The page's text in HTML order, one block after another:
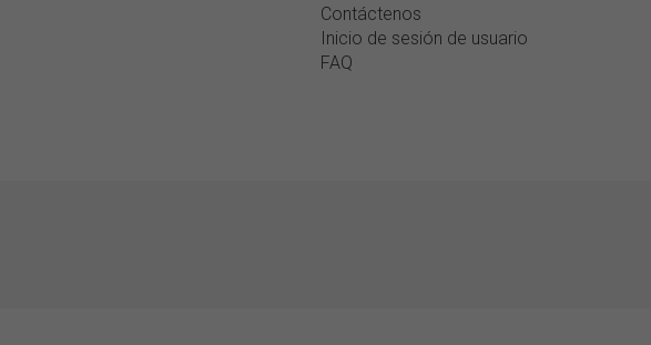
Contáctenos
Inicio de sesión de usuario
FAQ